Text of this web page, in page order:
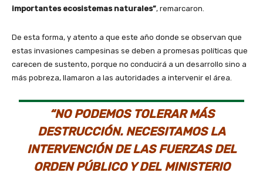
importantes ecosistemas naturales”, remarcaron.
De esta forma, y atento a que este año donde se observan que
estas invasiones campesinas se deben a promesas políticas que
carecen de sustento, porque no conducirá a un desarrollo sino a
más pobreza, llamaron a las autoridades a intervenir el área.
“NO PODEMOS TOLERAR MÁS
DESTRUCCIÓN. NECESITAMOS LA
INTERVENCIÓN DE LAS FUERZAS DEL
ORDEN PÚBLICO Y DEL MINISTERIO